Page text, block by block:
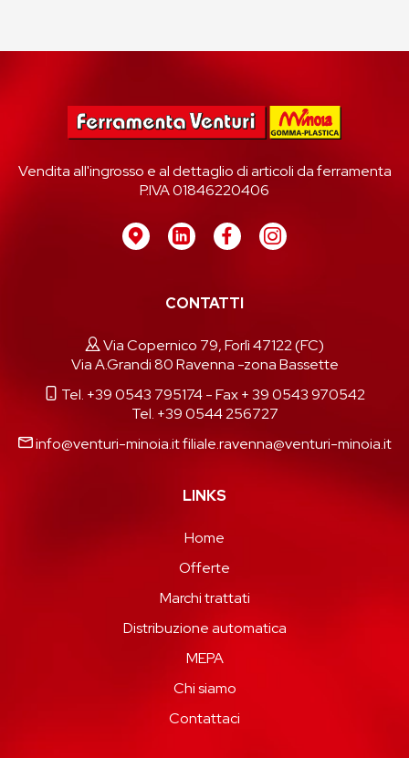
Vendita all'ingrosso e al dettaglio di articoli da ferramenta
P.IVA 01846220406
CONTATTI
Via Copernico 79, Forlì 47122 (FC)
Via A.Grandi 80 Ravenna -zona Bassette
Tel. +39 0543 795174- Fax + 39 0543 970542
Tel. +39 0544 256727
info@venturi-minoia.itfiliale.ravenna@venturi-minoia.it
LINKS
Home
Offerte
Marchi trattati
Distribuzione automatica
MEPA
Chi siamo
Contattaci